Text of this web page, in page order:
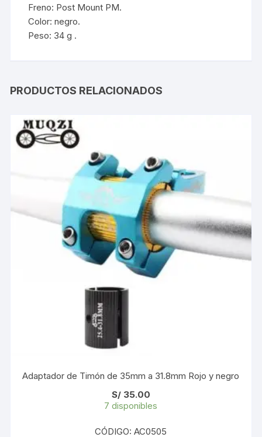
Freno: Post Mount PM.
Color: negro.
Peso: 34 g .
PRODUCTOS RELACIONADOS
Adaptador de Timón de 35mm a 31.8mm Rojo y negro
S/35.00
7 disponibles
CÓDIGO: AC0505